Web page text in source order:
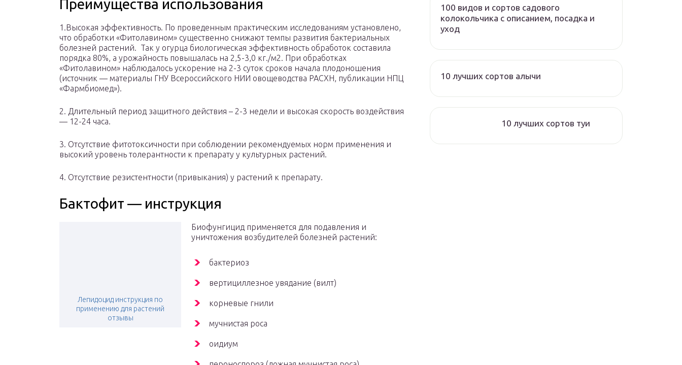
Преимущества использования
1.Высокая эффективность. По проведенным практическим исследованиям установлено,
что обработки «Фитолавином» существенно снижают темпы развития бактериальных
болезней растений. Так у огурца биологическая эффективность обработок составила
порядка 80%, а урожайность повышалась на 2,5-3,0 кг./м2. При обработках
«Фитолавином» наблюдалось ускорение на 2-3 суток сроков начала плодоношения
(источник — материалы ГНУ Всероссийского НИИ овощеводства РАСХН, публикации НПЦ
«Фармбиомед»).
2. Длительный период защитного действия – 2-3 недели и высокая скорость воздействия
— 12-24 часа.
3. Отсутствие фитотоксичности при соблюдении рекомендуемых норм применения и
высокий уровень толерантности к препарату у культурных растений.
4. Отсутствие резистентности (привыкания) у растений к препарату.
Бактофит — инструкция
Лепидоцид инструкция по
применению для растений
отзывы
Биофунгицид применяется для подавления и
уничтожения возбудителей болезней растений:
бактериоз
вертициллезное увядание (вилт)
корневые гнили
мучнистая роса
оидиум
100 видов и сортов садового
колокольчика с описанием, посадка и
уход
10 лучших сортов алычи
10 лучших сортов туи